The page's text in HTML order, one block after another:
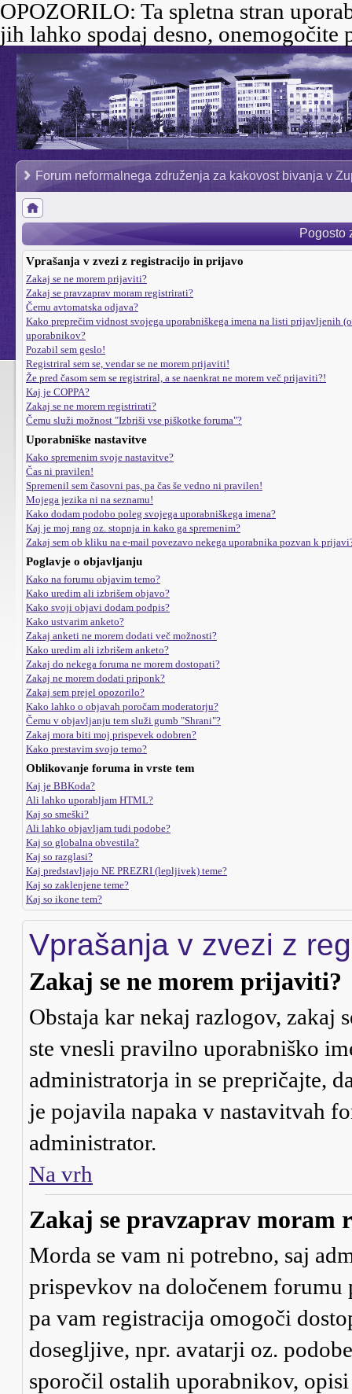
OPOZORILO: Ta spletna stran
jih lahko spodaj desno, onemogočite
Forum neformalnega združenja za kakovost bivanja v
Pogosto
Vprašanja v zvezi z registracijo in prijavo
Zakaj se ne morem prijaviti?
Zakaj se pravzaprav moram registrirati?
Čemu avtomatska odjava?
Kako preprečim vidnost svojega uporabniškega imena na listi prijavljenih
uporabnikov?
Pozabil sem geslo!
Registriral sem se, vendar se ne morem prijaviti!
Že pred časom sem se registriral, a se naenkrat ne morem več prijaviti?!
Kaj je COPPA?
Zakaj se ne morem registrirati?
Čemu služi možnost "Izbriši vse piškotke foruma"?
Uporabniške nastavitve
Kako spremenim svoje nastavitve?
Čas ni pravilen!
Spremenil sem časovni pas, pa čas še vedno ni pravilen!
Mojega jezika ni na seznamu!
Kako dodam podobo poleg svojega uporabniškega imena?
Kaj je moj rang oz. stopnja in kako ga spremenim?
Zakaj sem ob kliku na e-mail povezavo nekega uporabnika pozvan k
Poglavje o objavljanju
Kako na forumu objavim temo?
Kako uredim ali izbrišem objavo?
Kako svoji objavi dodam podpis?
Kako ustvarim anketo?
Zakaj anketi ne morem dodati več možnosti?
Kako uredim ali izbrišem anketo?
Zakaj do nekega foruma ne morem dostopati?
Zakaj ne morem dodati priponk?
Zakaj sem prejel opozorilo?
Kako lahko o objavah poročam moderatorju?
Čemu v objavljanju tem služi gumb "Shrani"?
Zakaj mora biti moj prispevek odobren?
Kako prestavim svojo temo?
Oblikovanje foruma in vrste tem
Kaj je BBKoda?
Ali lahko uporabljam HTML?
Kaj so smeški?
Ali lahko objavljam tudi podobe?
Kaj so globalna obvestila?
Kaj so razglasi?
Kaj predstavljajo NE PREZRI (lepljivek) teme?
Kaj so zaklenjene teme?
Kaj so ikone tem?
Vprašanja v zvezi z
Zakaj se ne morem prijaviti?
Obstaja kar nekaj razlogov, zakaj
ste vnesli pravilno uporabniško
administratorja in se prepričajte,
je pojavila napaka v nastavitvah
administrator.
Na vrh
Zakaj se pravzaprav moram
Morda se vam ni potrebno, saj
prispevkov na določenem forumu
pa vam registracija omogoči
dosegljive, npr. avatarji oz.
sporočil ostalih uporabnikov,